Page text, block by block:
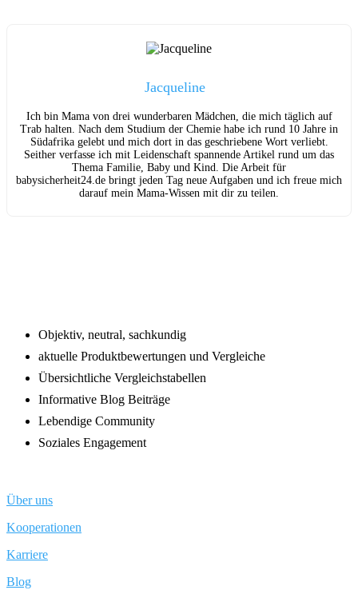
Jacqueline
Ich bin Mama von drei wunderbaren Mädchen, die mich täglich auf
Trab halten. Nach dem Studium der Chemie habe ich rund 10 Jahre in
Südafrika gelebt und mich dort in das geschriebene Wort verliebt.
Seither verfasse ich mit Leidenschaft spannende Artikel rund um das
Thema Familie, Baby und Kind. Die Arbeit für
babysicherheit24.de bringt jeden Tag neue Aufgaben und ich freue mich
darauf mein Mama-Wissen mit dir zu teilen.
Objektiv, neutral, sachkundig
aktuelle Produktbewertungen und Vergleiche
Übersichtliche Vergleichstabellen
Informative Blog Beiträge
Lebendige Community
Soziales Engagement
Über uns
Kooperationen
Karriere
Blog